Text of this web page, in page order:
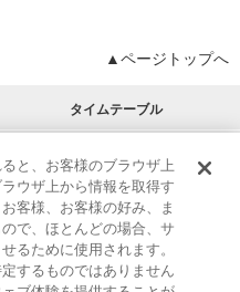
▲ページトップへ
タイムテーブル
チャート
リクエスト
プレゼント&ご招待
!）とは？ | サポート
と、お客様のブラウザ上
ウザ上から情報を取得す
客様、お客様の好み、ま
で、ほとんどの場合、サ
るために使用されます。
するものではありません